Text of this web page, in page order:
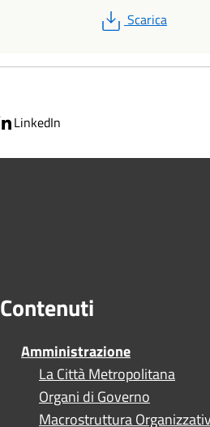
PDF
Scarica
LinkedIn
Contenuti
Amministrazione
La Città Metropolitana
Organi di Governo
Macrostruttura